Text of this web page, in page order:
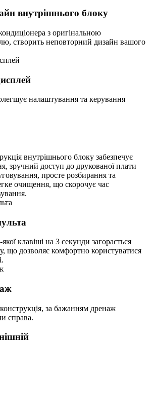
внутрішнього блоку
з оригінальною
створить неповторний дизайн вашого
налаштування та керування
внутрішнього блоку забезпечує
зручний доступ до друкованої плати
просте розбирання та
очищення, що скорочує час
клавіші на 3 секунди загорається
що дозволяє комфортно користуватися
за бажанням дренаж
справа.